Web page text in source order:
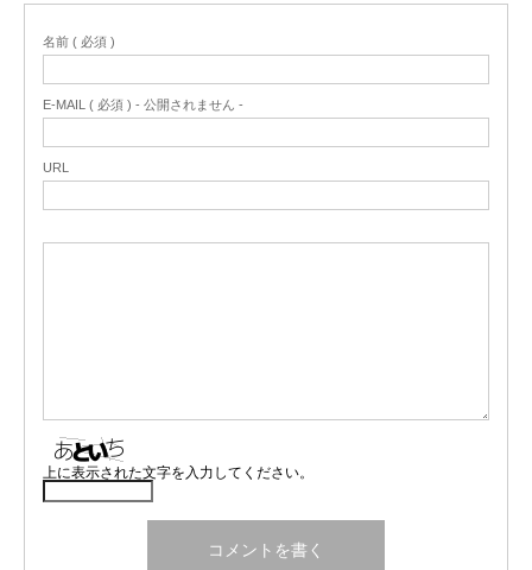
名前 ( 必須 )
E-MAIL ( 必須 ) - 公開されません -
URL
上に表示された文字を入力してください。